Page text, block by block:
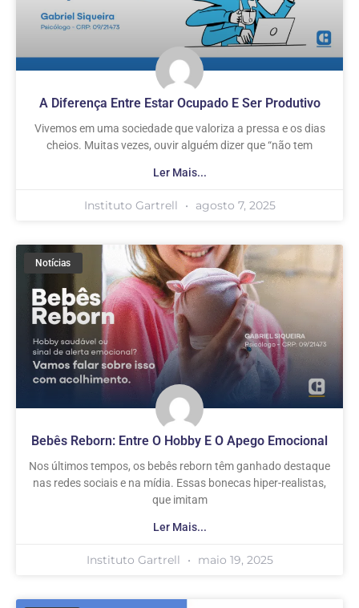
A Diferença Entre Estar Ocupado E Ser Produtivo
Vivemos em uma sociedade que valoriza a pressa e os dias
cheios. Muitas vezes, ouvir alguém dizer que “não tem
Ler Mais...
Instituto Gartrell agosto 7, 2025
Notícias
Bebês Reborn: Entre O Hobby E O Apego Emocional
Nos últimos tempos, os bebês reborn têm ganhado destaque
nas redes sociais e na mídia. Essas bonecas hiper-realistas,
que imitam
Ler Mais...
Instituto Gartrell maio 19, 2025